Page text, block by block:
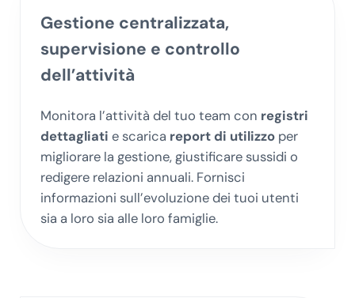
Gestione centralizzata,
supervisione e controllo
dell’attività
Monitora l’attività del tuo team con registri
dettagliati e scarica report di utilizzoper
migliorare la gestione, giustificare sussidi o
redigere relazioni annuali. Fornisci
informazioni sull’evoluzione dei tuoi utenti
sia a loro sia alle loro famiglie.